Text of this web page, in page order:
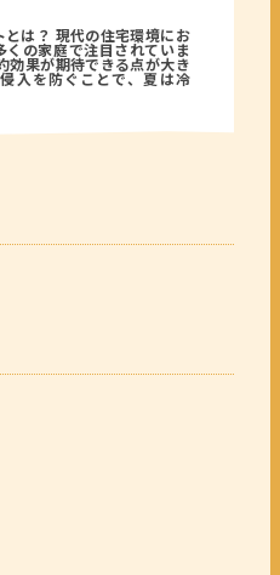
は？ 現代の住宅環境にお
の家庭で注目されていま
効果が期待できる点が大き
入を防ぐことで、夏は冷